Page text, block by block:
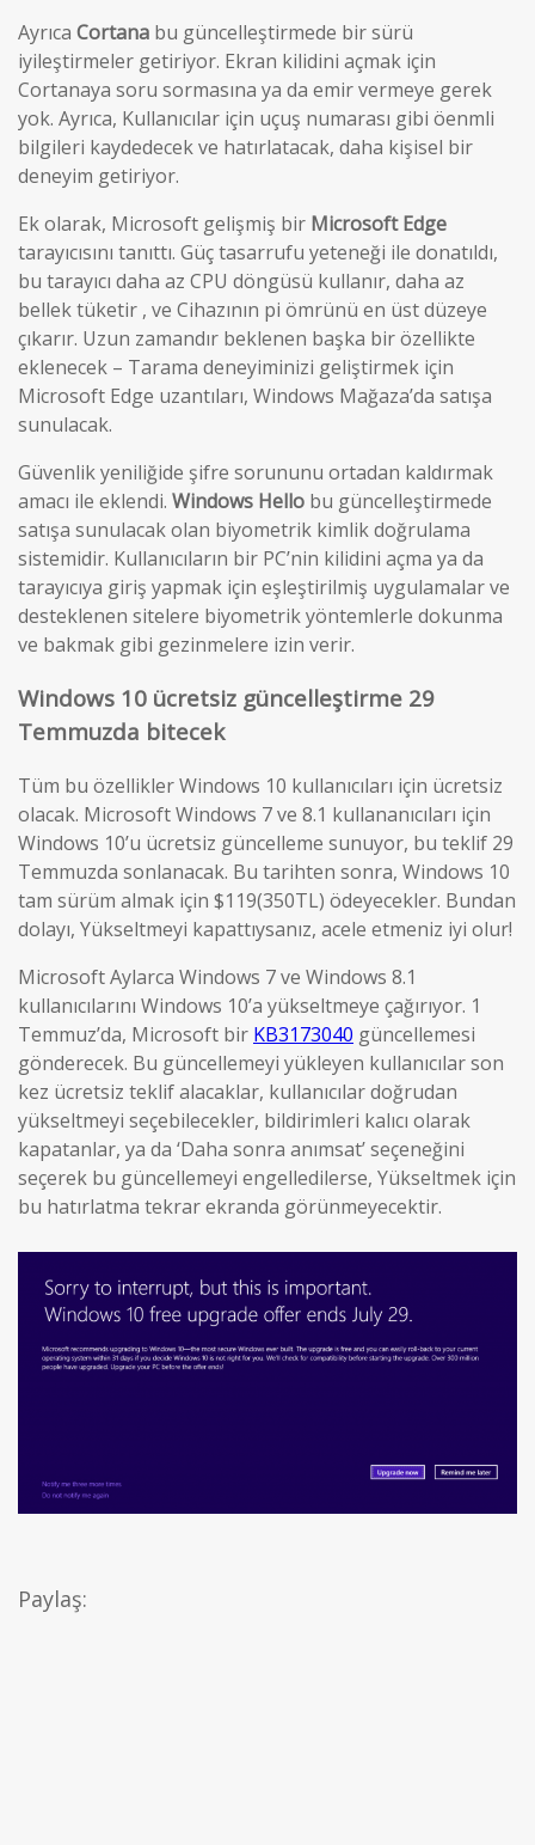
Ayrıca Cortana bu güncelleştirmede bir sürü
iyileştirmeler getiriyor. Ekran kilidini açmak için
Cortanaya soru sormasına ya da emir vermeye gerek
yok. Ayrıca, Kullanıcılar için uçuş numarası gibi öenmli
bilgileri kaydedecek ve hatırlatacak, daha kişisel bir
deneyim getiriyor.
Ek olarak, Microsoft gelişmiş bir Microsoft Edge
tarayıcısını tanıttı. Güç tasarrufu yeteneği ile donatıldı,
bu tarayıcı daha az CPU döngüsü kullanır, daha az
bellek tüketir , ve Cihazının pi ömrünü en üst düzeye
çıkarır. Uzun zamandır beklenen başka bir özellikte
eklenecek – Tarama deneyiminizi geliştirmek için
Microsoft Edge uzantıları, Windows Mağaza’da satışa
sunulacak.
Güvenlik yeniliğide şifre sorununu ortadan kaldırmak
amacı ile eklendi. Windows Hello bu güncelleştirmede
satışa sunulacak olan biyometrik kimlik doğrulama
sistemidir. Kullanıcıların bir PC’nin kilidini açma ya da
tarayıcıya giriş yapmak için eşleştirilmiş uygulamalar ve
desteklenen sitelere biyometrik yöntemlerle dokunma
ve bakmak gibi gezinmelere izin verir.
Windows 10 ücretsiz güncelleştirme 29
Temmuzda bitecek
Tüm bu özellikler Windows 10 kullanıcıları için ücretsiz
olacak. Microsoft Windows 7 ve 8.1 kullananıcıları için
Windows 10’u ücretsiz güncelleme sunuyor, bu teklif 29
Temmuzda sonlanacak. Bu tarihten sonra, Windows 10
tam sürüm almak için $119(350TL) ödeyecekler. Bundan
dolayı, Yükseltmeyi kapattıysanız, acele etmeniz iyi olur!
Microsoft Aylarca Windows 7 ve Windows 8.1
kullanıcılarını Windows 10’a yükseltmeye çağırıyor. 1
Temmuz’da, Microsoft bir KB3173040 güncellemesi
gönderecek. Bu güncellemeyi yükleyen kullanıcılar son
kez ücretsiz teklif alacaklar, kullanıcılar doğrudan
yükseltmeyi seçebilecekler, bildirimleri kalıcı olarak
kapatanlar, ya da ‘Daha sonra anımsat’ seçeneğini
seçerek bu güncellemeyi engelledilerse, Yükseltmek için
bu hatırlatma tekrar ekranda görünmeyecektir.
Paylaş: